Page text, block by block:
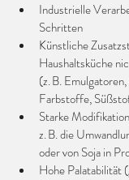
Industrielle
Schritten
Künstliche
Haushaltsküche
(z. B.
Farbstoffe,
Starke
z. B. die
oder von Soja in
Hohe Palatabilität